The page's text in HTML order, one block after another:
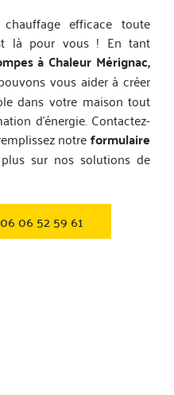
efficace toute
là pour vous ! En tant
à Chaleur Mérignac,
vous aider à créer
dans votre maison tout
d’énergie. Contactez-
notreformulaire
sur nos solutions de
06 06 52 59 61